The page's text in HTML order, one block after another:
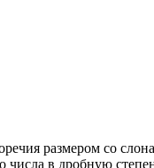
размером со
в дробную